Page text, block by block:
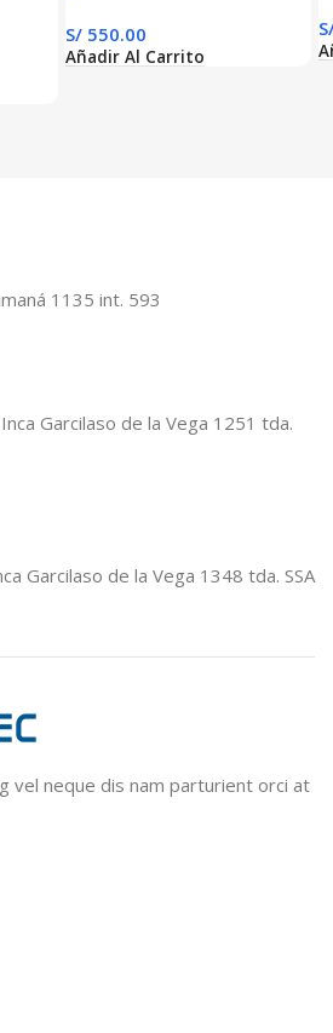
S/ 550.00
Añadir Al Carrito
1135 int. 593
Garcilaso de la Vega 1251 tda.
Garcilaso de la Vega 1348 tda. SSA
vel neque dis nam parturient orci at